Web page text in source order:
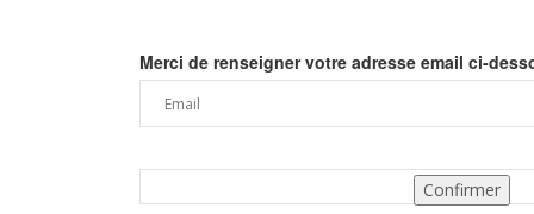
Merci de renseigner votre adresse email ci-